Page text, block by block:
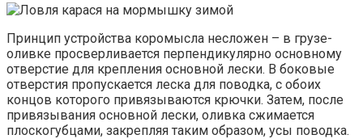
Принцип устройства коромысла несложен – в грузе-
оливке просверливается перпендикулярно основному
отверстие для крепления основной лески. В боковые
отверстия пропускается леска для поводка, с обоих
концов которого привязываются крючки. Затем, после
привязывания основной лески, оливка сжимается
плоскогубцами, закрепляя таким образом, усы поводка.